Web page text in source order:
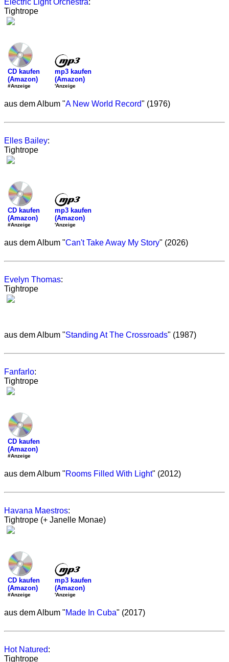
Electric Light Orchestra:
Tightrope
CD kaufen
(Amazon)
#Anzeige
mp3 kaufen
(Amazon)
'Anzeige
aus dem Album "A New World Record" (1976)
Elles Bailey:
Tightrope
CD kaufen
(Amazon)
#Anzeige
mp3 kaufen
(Amazon)
'Anzeige
aus dem Album "Can't Take Away My Story" (2026)
Evelyn Thomas:
Tightrope
aus dem Album "Standing At The Crossroads" (1987)
Fanfarlo:
Tightrope
CD kaufen
(Amazon)
#Anzeige
aus dem Album "Rooms Filled With Light" (2012)
Havana Maestros:
Tightrope (+ Janelle Monae)
CD kaufen
(Amazon)
#Anzeige
mp3 kaufen
(Amazon)
'Anzeige
aus dem Album "Made In Cuba" (2017)
Hot Natured:
Tightrope